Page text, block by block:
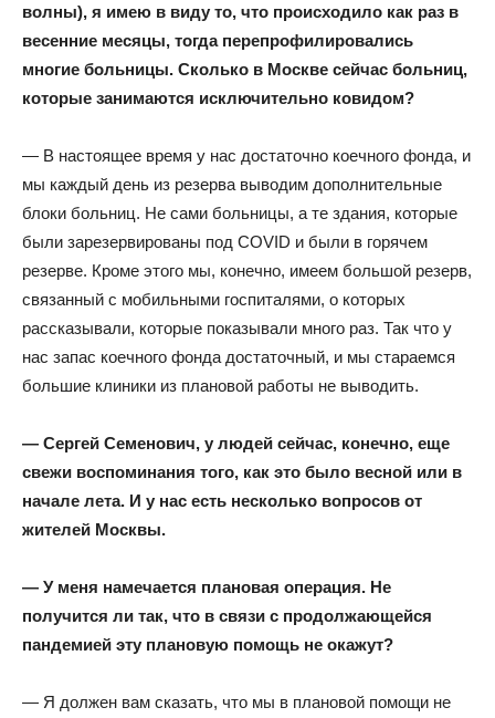
волны), я имею в виду то, что происходило как раз в
весенние месяцы, тогда перепрофилировались
многие больницы. Сколько в Москве сейчас больниц,
которые занимаются исключительно ковидом?
— В настоящее время у нас достаточно коечного фонда, и
мы каждый день из резерва выводим дополнительные
блоки больниц. Не сами больницы, а те здания, которые
были зарезервированы под COVID и были в горячем
резерве. Кроме этого мы, конечно, имеем большой резерв,
связанный с мобильными госпиталями, о которых
рассказывали, которые показывали много раз. Так что у
нас запас коечного фонда достаточный, и мы стараемся
большие клиники из плановой работы не выводить.
— Сергей Семенович, у людей сейчас, конечно, еще
свежи воспоминания того, как это было весной или в
начале лета. И у нас есть несколько вопросов от
жителей Москвы.
— У меня намечается плановая операция. Не
получится ли так, что в связи с продолжающейся
пандемией эту плановую помощь не окажут?
— Я должен вам сказать, что мы в плановой помощи не